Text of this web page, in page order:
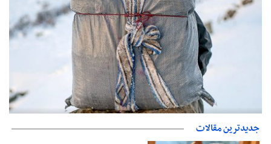
حمایت از مرزنشینان نباید به زیان تولید باشد/مواد اولیه با کولبری
وارد شود
جدیدترین مقالات